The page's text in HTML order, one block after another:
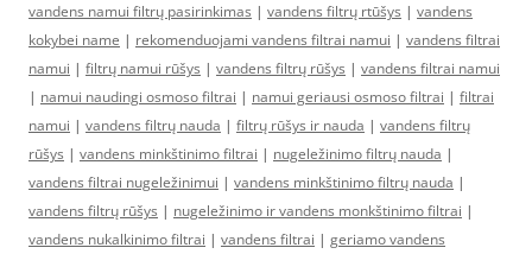
vandens namui filtrų pasirinkimas | vandens filtrų rtūšys | vandens
kokybei name | rekomenduojami vandens filtrai namui | vandens filtrai
namui | filtrų namui rūšys | vandens filtrų rūšys | vandens filtrai namui
| namui naudingi osmoso filtrai | namui geriausi osmoso filtrai | filtrai
namui | vandens filtrų nauda | filtrų rūšys ir nauda | vandens filtrų
rūšys | vandens minkštinimo filtrai | nugeležinimo filtrų nauda |
vandens filtrai nugeležinimui | vandens minkštinimo filtrų nauda |
vandens filtrų rūšys | nugeležinimo ir vandens monkštinimo filtrai |
vandens nukalkinimo filtrai | vandens filtrai | geriamo vandens